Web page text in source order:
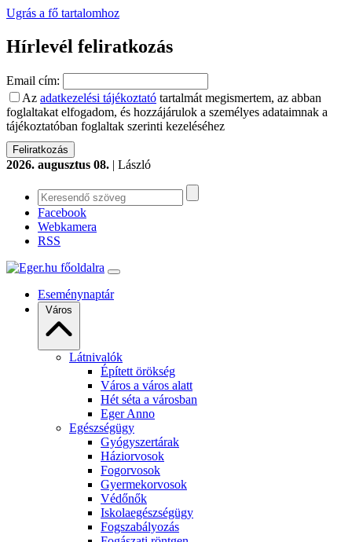
Ugrás a fő tartalomhoz
Hírlevél feliratkozás
Email cím:
Az adatkezelési tájékoztató tartalmát megismertem, az abban
foglaltakat elfogadom, és hozzájárulok a személyes adataimnak a
tájékoztatóban foglaltak szerinti kezeléséhez
2026. augusztus 08. | László
Facebook
Webkamera
RSS
Eseménynaptár
Város
Látnivalók
Épített örökség
Város a város alatt
Hét séta a városban
Eger Anno
Egészségügy
Gyógyszertárak
Háziorvosok
Fogorvosok
Gyermekorvosok
Védőnők
Iskolaegészségügy
Fogszabályozás